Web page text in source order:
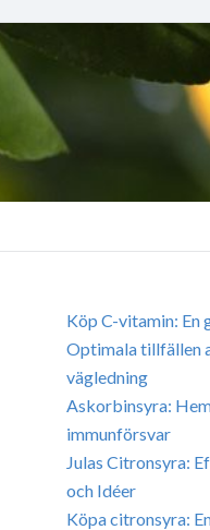
Köp C-vitamin: En
Optimala tillfällen
vägledning
Askorbinsyra:
immunförsvar
Julas Citronsyra:
och Idéer
Köpa citronsyra: